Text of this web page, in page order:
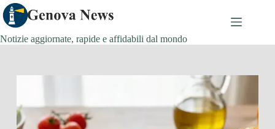
Salta
al
contenuto
Notizie aggiornate, rapide e affidabili dal mondo